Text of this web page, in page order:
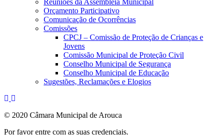
Reuniões da Assembleia Municipal
Orçamento Participativo
Comunicação de Ocorrências
Comissões
CPCJ – Comissão de Proteção de Crianças e
Jovens
Comissão Municipal de Proteção Civil
Conselho Municipal de Segurança
Conselho Municipal de Educação
Sugestões, Reclamações e Elogios
© 2020 Câmara Municipal de Arouca
Por favor entre com as suas credenciais.